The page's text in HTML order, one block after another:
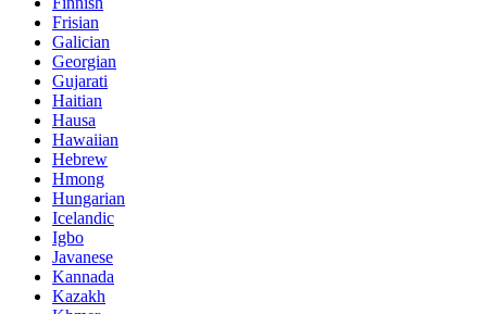
Frisian
Galician
Georgian
Gujarati
Haitian
Hausa
Hawaiian
Hebrew
Hmong
Hungarian
Icelandic
Igbo
Javanese
Kannada
Kazakh